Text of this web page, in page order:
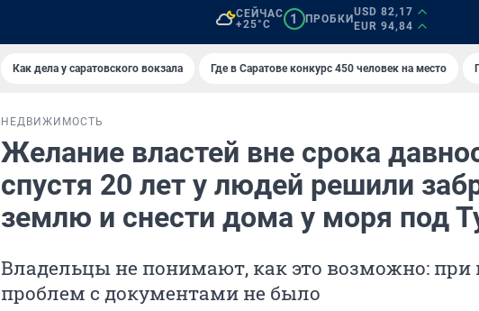
СЕЙЧАС
+25°C
1 ПРОБКИ
USD 82,17
EUR 94,84
Как дела у саратовского вокзала Где в Саратове конкурс 450 человек на место
НЕДВИЖИМОСТЬ
Желание властей вне срока
спустя 20 лет у людей решили
землю и снести дома у моря под
Владельцы не понимают, как это возможно: при
проблем с документами не было